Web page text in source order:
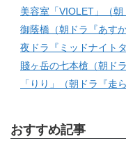
美容室「VIOLET」（朝
御蔭橋（朝ドラ『あすか
夜ドラ『ミッドナイト
賤ヶ岳の七本槍（朝ド
「りり」（朝ドラ『走
おすすめ記事